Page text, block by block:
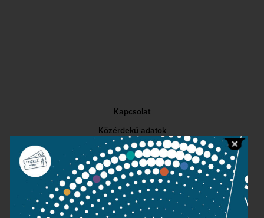
Kapcsolat
Közérdekű adatok
Sajtószoba
Adatvédelem
Impresszum